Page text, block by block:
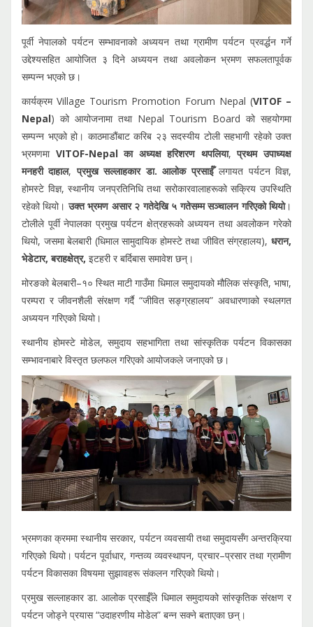
पूर्वी नेपालको पर्यटन सम्भावनाको अध्ययन तथा ग्रामीण पर्यटन प्रवर्द्धन गर्ने
उद्देश्यसहित आयोजित ३ दिने अध्ययन तथा अवलोकन भ्रमण सफलतापूर्वक
सम्पन्न भएको छ।
कार्यक्रम Village Tourism Promotion Forum Nepal (VITOF –
Nepal) को आयोजनामा तथा Nepal Tourism Board को सहयोगमा
सम्पन्न भएको हो। काठमाडौंबाट करिब २३ सदस्यीय टोली सहभागी रहेको उक्त
भ्रमणमा VITOF-Nepal का अध्यक्ष हरिशरण थपलिया,प्रथम उपाध्यक्ष
मनहरी दाहाल,प्रमुख सल्लाहकार डा. आलोक प्रसाईँलगायत पर्यटन विज्ञ,
होमस्टे विज्ञ, स्थानीय जनप्रतिनिधि तथा सरोकारवालाहरूको सक्रिय उपस्थिति
रहेको थियो।उक्त भ्रमण असार २ गतेदेखि ५ गतेसम्म सञ्चालन गरिएको थियो।
टोलीले पूर्वी नेपालका प्रमुख पर्यटन क्षेत्रहरूको अध्ययन तथा अवलोकन गरेको
थियो, जसमा बेलबारी (धिमाल सामुदायिक होमस्टे तथा जीवित संग्रहालय), धरान,
भेडेटार, बराहक्षेत्र, इटहरी र बर्दिबास समावेश छन्।
मोरङको बेलबारी–१० स्थित माटी गाउँमा धिमाल समुदायको मौलिक संस्कृति, भाषा,
परम्परा र जीवनशैली संरक्षण गर्दै “जीवित सङ्ग्रहालय” अवधारणाको स्थलगत
अध्ययन गरिएको थियो।
स्थानीय होमस्टे मोडेल, समुदाय सहभागिता तथा सांस्कृतिक पर्यटन विकासका
सम्भावनाबारे विस्तृत छलफल गरिएको आयोजकले जनाएको छ।
भ्रमणका क्रममा स्थानीय सरकार, पर्यटन व्यवसायी तथा समुदायसँग अन्तरक्रिया
गरिएको थियो। पर्यटन पूर्वाधार, गन्तव्य व्यवस्थापन, प्रचार–प्रसार तथा ग्रामीण
पर्यटन विकासका विषयमा सुझावहरू संकलन गरिएको थियो।
प्रमुख सल्लाहकार डा. आलोक प्रसाईँले धिमाल समुदायको सांस्कृतिक संरक्षण र
पर्यटन जोड्ने प्रयास “उदाहरणीय मोडेल” बन्न सक्ने बताएका छन्।